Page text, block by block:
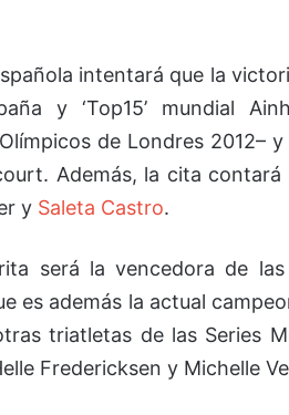
intentará que la
y ‘Top15’ mundial
de Londres 2012–
Además, la cita
y Saleta Castro.
será la vencedora de
es además la actual
triatletas de las Series
Fredericksen y Michelle